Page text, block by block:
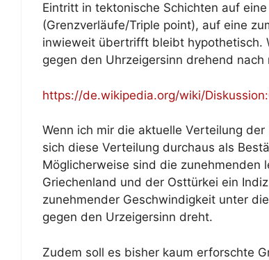
Eintritt in tektonische Schichten auf
(Grenzverläufe/Triple point), auf eine
inwieweit übertrifft bleibt hypothetisch.
gegen den Uhrzeigersinn drehend
https://de.wikipedia.org/wiki/
Wenn ich mir die aktuelle Verteilung
sich diese Verteilung durchaus als
Möglicherweise sind die zunehmenden
Griechenland und der Osttürkei ein
zunehmender Geschwindigkeit unter
gegen den Urzeigersinn dreht.
Zudem soll es bisher kaum erforschte